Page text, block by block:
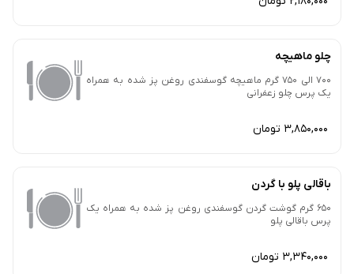
چلو ماهیچه
700 الی 750 گرم ماهیچه گوسفندی روغن پز شده به همراه
یک پرس چلو زعفرانی
3,850,000 تومان
باقالی پلو با گردن
650 گرم گوشت گردن گوسفندی روغن پز شده به همراه یک
پرس باقالی پلو
3,340,000 تومان